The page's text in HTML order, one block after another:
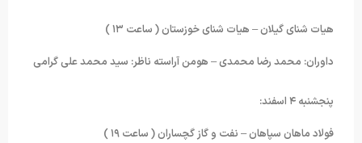
هیات شنای گیلان – هیات شنای خوزستان ( ساعت ١٣ )
داوران: محمد رضا محمدی – هومن آراسته ناظر: سید محمد علی گرامی
پنجشنبه ۴ اسفند:
فولاد ماهان سپاهان – نفت و گاز گچساران ( ساعت ١٩ )